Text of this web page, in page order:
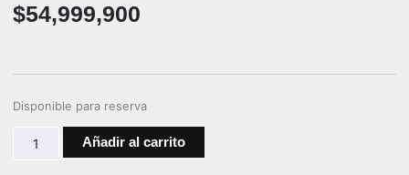
$54,999,900
Disponible para reserva
Añadir al carrito